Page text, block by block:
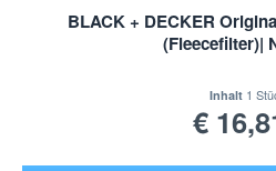
BLACK + DECKER
(Fleecefilter)|
Inhalt 1
€